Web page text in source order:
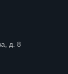
д. 8